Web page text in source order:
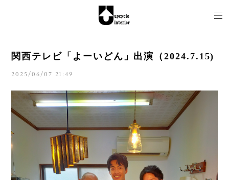
関西テレビ「よーいどん」出演（2024.7.15)
2025/06/07 21:49